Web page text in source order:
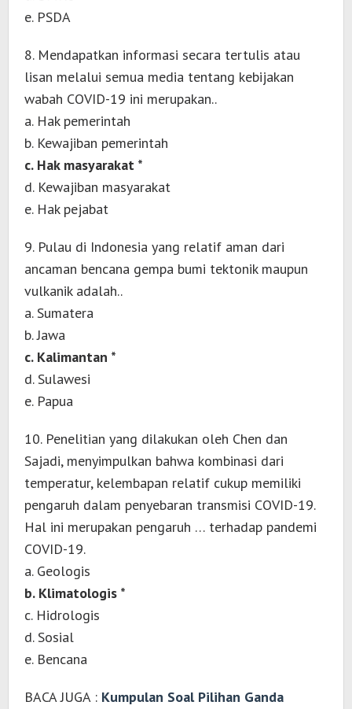
e. PSDA
8. Mendapatkan informasi secara tertulis atau
lisan melalui semua media tentang kebijakan
wabah COVID-19 ini merupakan..
a. Hak pemerintah
b. Kewajiban pemerintah
c. Hak masyarakat *
d. Kewajiban masyarakat
e. Hak pejabat
9. Pulau di Indonesia yang relatif aman dari
ancaman bencana gempa bumi tektonik maupun
vulkanik adalah..
a. Sumatera
b. Jawa
c. Kalimantan *
d. Sulawesi
e. Papua
10. Penelitian yang dilakukan oleh Chen dan
Sajadi, menyimpulkan bahwa kombinasi dari
temperatur, kelembapan relatif cukup memiliki
pengaruh dalam penyebaran transmisi COVID-19.
Hal ini merupakan pengaruh … terhadap pandemi
COVID-19.
a. Geologis
b. Klimatologis *
c. Hidrologis
d. Sosial
e. Bencana
BACA JUGA : Kumpulan Soal Pilihan Ganda